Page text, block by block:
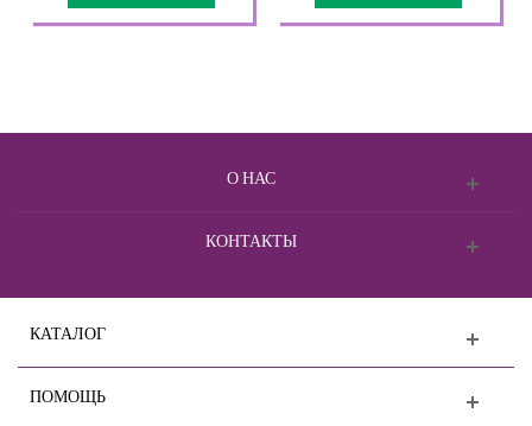
О НАС
КОНТАКТЫ
КАТАЛОГ
ПОМОЩЬ